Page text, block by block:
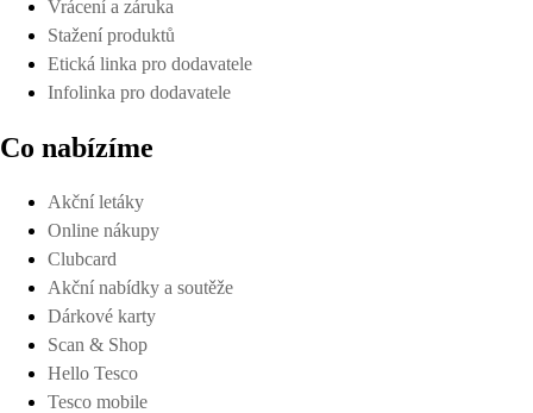
Vrácení a záruka
Stažení produktů
Etická linka pro dodavatele
Infolinka pro dodavatele
Co nabízíme
Akční letáky
Online nákupy
Clubcard
Akční nabídky a soutěže
Dárkové karty
Scan & Shop
Hello Tesco
Tesco mobile